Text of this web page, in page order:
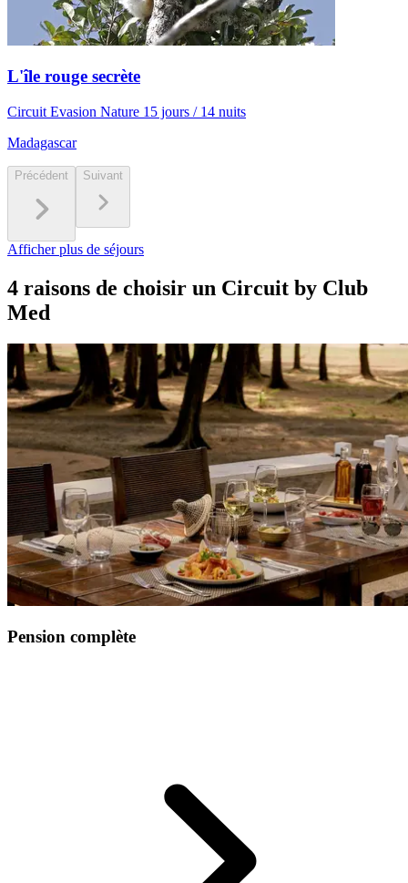
L'île rouge secrète
Circuit Evasion Nature 15 jours / 14 nuits
Madagascar
Précédent Suivant
Afficher plus de séjours
4 raisons de choisir un Circuit by Club
Med
Pension complète